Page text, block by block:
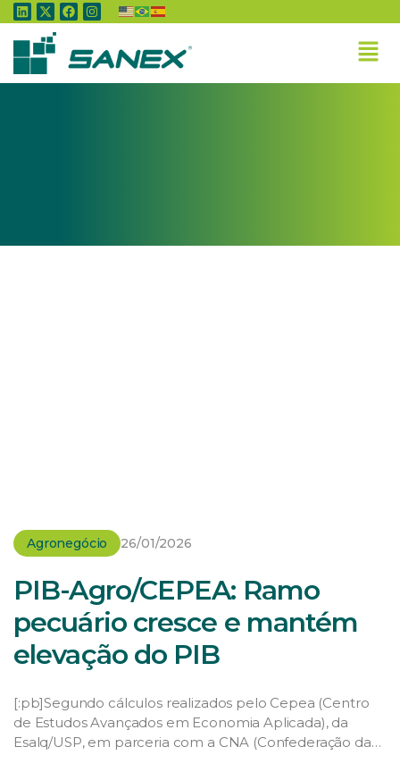
Tag:PIB
Agronegócio 26/01/2026
PIB-Agro/CEPEA: Ramo
pecuário cresce e mantém
elevação do PIB
[:pb]Segundo cálculos realizados pelo Cepea (Centro
de Estudos Avançados em Economia Aplicada), da
Esalq/USP, em parceria com a CNA (Confederação da